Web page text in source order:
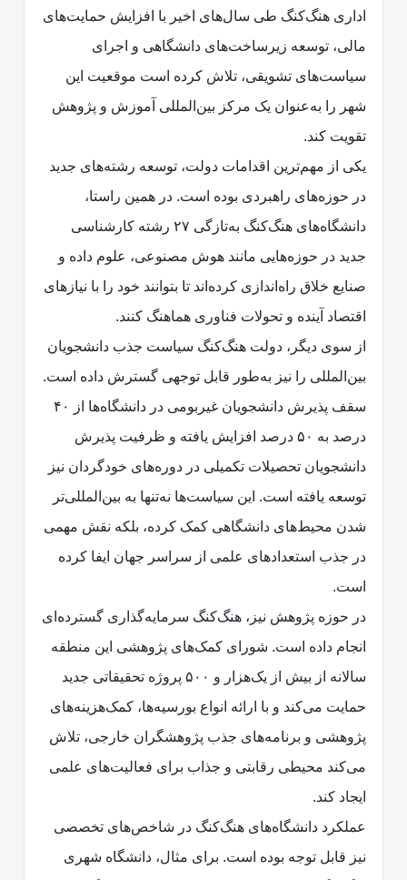
اداری هنگ‌کنگ طی سال‌های اخیر با افزایش حمایت‌های
مالی، توسعه زیرساخت‌های دانشگاهی و اجرای
سیاست‌های تشویقی، تلاش کرده است موقعیت این
شهر را به‌عنوان یک مرکز بین‌المللی آموزش و پژوهش
تقویت کند.
یکی از مهم‌ترین اقدامات دولت، توسعه رشته‌های جدید
در حوزه‌های راهبردی بوده است. در همین راستا،
دانشگاه‌های هنگ‌کنگ به‌تازگی ۲۷ رشته کارشناسی
جدید در حوزه‌هایی مانند هوش مصنوعی، علوم داده و
صنایع خلاق راه‌اندازی کرده‌اند تا بتوانند خود را با نیازهای
اقتصاد آینده و تحولات فناوری هماهنگ کنند.
از سوی دیگر، دولت هنگ‌کنگ سیاست جذب دانشجویان
بین‌المللی را نیز به‌طور قابل توجهی گسترش داده است.
سقف پذیرش دانشجویان غیربومی در دانشگاه‌ها از ۴۰
درصد به ۵۰ درصد افزایش یافته و ظرفیت پذیرش
دانشجویان تحصیلات تکمیلی در دوره‌های خودگردان نیز
توسعه یافته است. این سیاست‌ها نه‌تنها به بین‌المللی‌تر
شدن محیط‌های دانشگاهی کمک کرده، بلکه نقش مهمی
در جذب استعدادهای علمی از سراسر جهان ایفا کرده
است.
در حوزه پژوهش نیز، هنگ‌کنگ سرمایه‌گذاری گسترده‌ای
انجام داده است. شورای کمک‌های پژوهشی این منطقه
سالانه از بیش از یک‌هزار و ۵۰۰ پروژه تحقیقاتی جدید
حمایت می‌کند و با ارائه انواع بورسیه‌ها، کمک‌هزینه‌های
پژوهشی و برنامه‌های جذب پژوهشگران خارجی، تلاش
می‌کند محیطی رقابتی و جذاب برای فعالیت‌های علمی
ایجاد کند.
عملکرد دانشگاه‌های هنگ‌کنگ در شاخص‌های تخصصی
نیز قابل توجه بوده است. برای مثال، دانشگاه شهری